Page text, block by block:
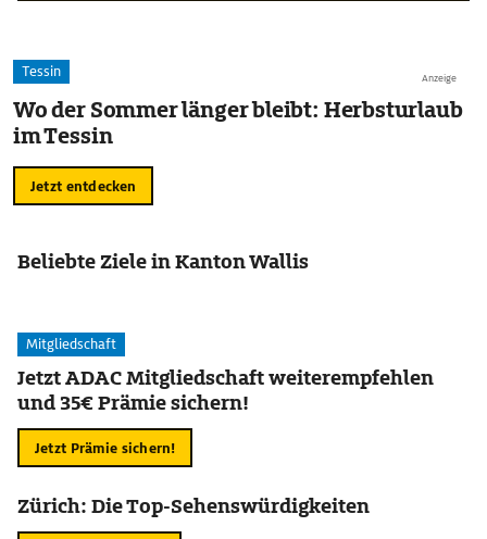
Anzeige
Tessin
Wo der Sommer länger bleibt: Herbsturlaub
im Tessin
Jetzt entdecken
Beliebte Ziele in Kanton Wallis
Mitgliedschaft
Jetzt ADAC Mitgliedschaft weiterempfehlen
und 35€ Prämie sichern!
Jetzt Prämie sichern!
Zürich: Die Top-Sehenswürdigkeiten